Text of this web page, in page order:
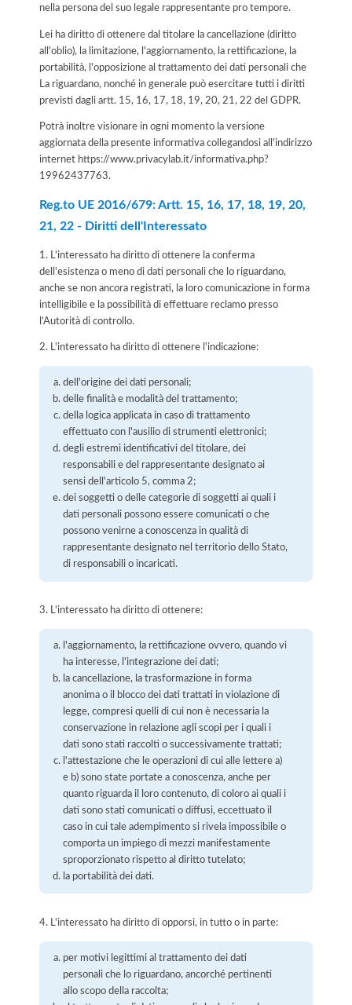
nella persona del suo legale rappresentante pro tempore.
Lei ha diritto di ottenere dal titolare la cancellazione (diritto
all'oblio), la limitazione, l'aggiornamento, la rettificazione, la
portabilità, l'opposizione al trattamento dei dati personali che
La riguardano, nonché in generale può esercitare tutti i diritti
previsti dagli artt. 15, 16, 17, 18, 19, 20, 21, 22 del GDPR.
Potrà inoltre visionare in ogni momento la versione
aggiornata della presente informativa collegandosi all'indirizzo
internet https://www.privacylab.it/informativa.php?
19962437763.
Reg.to UE 2016/679: Artt. 15, 16, 17, 18, 19, 20,
21, 22 - Diritti dell'Interessato
1. L'interessato ha diritto di ottenere la conferma
dell'esistenza o meno di dati personali che lo riguardano,
anche se non ancora registrati, la loro comunicazione in forma
intelligibile e la possibilità di effettuare reclamo presso
l’Autorità di controllo.
2. L'interessato ha diritto di ottenere l'indicazione:
dell'origine dei dati personali;
delle finalità e modalità del trattamento;
della logica applicata in caso di trattamento
effettuato con l'ausilio di strumenti elettronici;
degli estremi identificativi del titolare, dei
responsabili e del rappresentante designato ai
sensi dell'articolo 5, comma 2;
dei soggetti o delle categorie di soggetti ai quali i
dati personali possono essere comunicati o che
possono venirne a conoscenza in qualità di
rappresentante designato nel territorio dello Stato,
di responsabili o incaricati.
3. L'interessato ha diritto di ottenere:
l'aggiornamento, la rettificazione ovvero, quando vi
ha interesse, l'integrazione dei dati;
la cancellazione, la trasformazione in forma
anonima o il blocco dei dati trattati in violazione di
legge, compresi quelli di cui non è necessaria la
conservazione in relazione agli scopi per i quali i
dati sono stati raccolti o successivamente trattati;
l'attestazione che le operazioni di cui alle lettere a)
e b) sono state portate a conoscenza, anche per
quanto riguarda il loro contenuto, di coloro ai quali i
dati sono stati comunicati o diffusi, eccettuato il
caso in cui tale adempimento si rivela impossibile o
comporta un impiego di mezzi manifestamente
sproporzionato rispetto al diritto tutelato;
la portabilità dei dati.
4. L'interessato ha diritto di opporsi, in tutto o in parte:
per motivi legittimi al trattamento dei dati
personali che lo riguardano, ancorché pertinenti
allo scopo della raccolta;